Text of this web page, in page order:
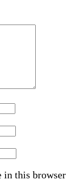
in this browser